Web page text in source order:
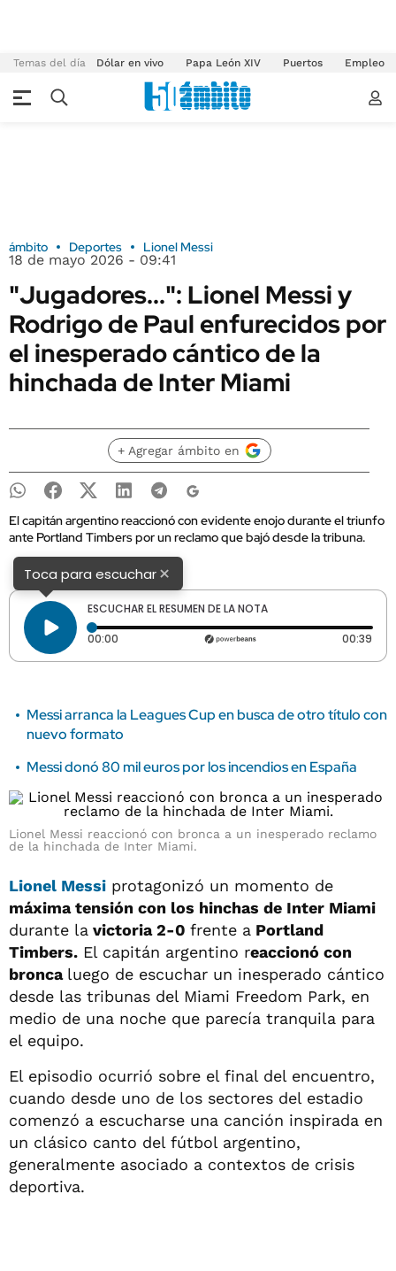
Temas del día Dólar en vivo Papa León XIV Puertos Empleo
ámbito Deportes Lionel Messi
18 de mayo 2026 - 09:41
"Jugadores...": Lionel Messi y
Rodrigo de Paul enfurecidos por
el inesperado cántico de la
hinchada de Inter Miami
+ Agregar ámbito en
El capitán argentino reaccionó con evidente enojo durante el triunfo
ante Portland Timbers por un reclamo que bajó desde la tribuna.
Toca para escuchar×
ESCUCHAR EL RESUMEN DE LA NOTA
00:00 Tiempo transcurrido: 0 segundos 00:39
Messi arranca la Leagues Cup en busca de otro título con
nuevo formato
Messi donó 80 mil euros por los incendios en España
Lionel Messi reaccionó con bronca a un inesperado reclamo
de la hinchada de Inter Miami.
Lionel Messi protagonizó un momento de
máxima tensión con los hinchas de Inter Miami
durante la victoria 2-0 frente a Portland
Timbers. El capitán argentino reaccionó con
bronca luego de escuchar un inesperado cántico
desde las tribunas del Miami Freedom Park, en
medio de una noche que parecía tranquila para
el equipo.
El episodio ocurrió sobre el final del encuentro,
cuando desde uno de los sectores del estadio
comenzó a escucharse una canción inspirada en
un clásico canto del fútbol argentino,
generalmente asociado a contextos de crisis
deportiva.